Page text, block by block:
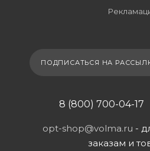
ПОДПИСАТЬСЯ НА
8 (800) 700-04-17
opt-shop@volma.ru -
заказам и